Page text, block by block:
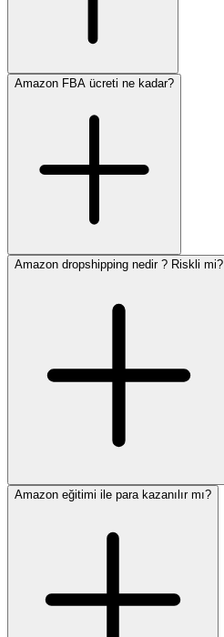
Amazon FBA ücreti ne kadar?
Amazon dropshipping nedir ? Riskli mi?
Amazon eğitimi ile para kazanılır mı?